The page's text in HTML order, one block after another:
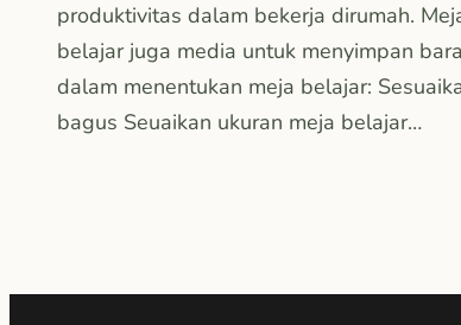
produktivitas dalam bekerja dirumah.
belajar juga media untuk menyimpan
dalam menentukan meja belajar:
bagus Seuaikan ukuran meja belajar…